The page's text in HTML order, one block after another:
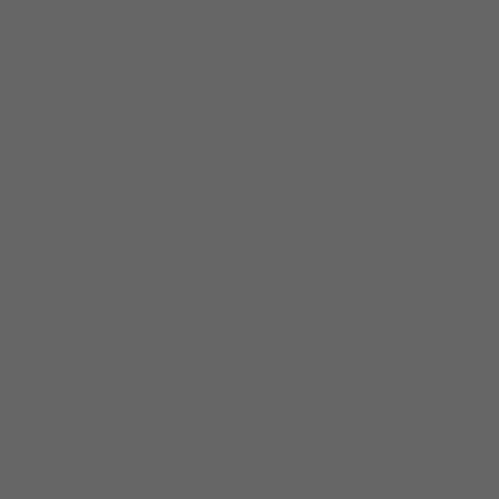
le
l'outil
les
cela les
la langue
affichés